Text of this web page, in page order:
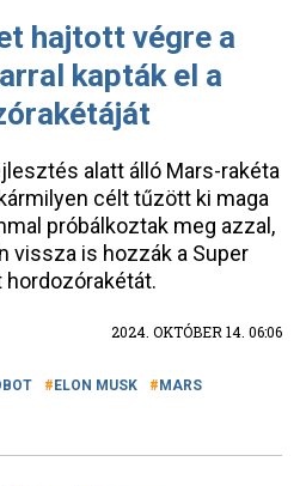
hajtott végre a
kapták el a
alatt álló Mars-rakéta
célt tűzött ki maga
próbálkoztak meg azzal,
vissza is hozzák a Super
2024. OKTÓBER 14. 06:06
ELON MUSK
MARS